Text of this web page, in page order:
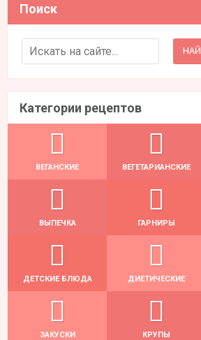
Поиск
Search for:
Категории рецептов
ВЕГАНСКИЕ ВЕГЕТАРИАНСКИЕ
ВЫПЕЧКА ГАРНИРЫ
ДЕТСКИЕ БЛЮДА ДИЕТИЧЕСКИЕ
ЗАКУСКИ КРУПЫ